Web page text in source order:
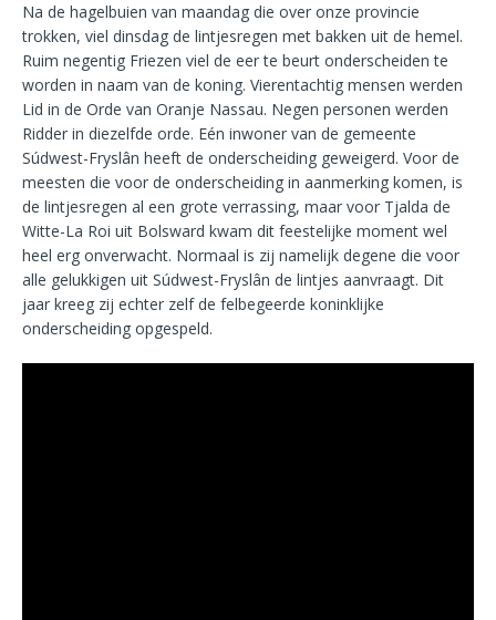
Na de hagelbuien van maandag die over onze provincie
trokken, viel dinsdag de lintjesregen met bakken uit de hemel.
Ruim negentig Friezen viel de eer te beurt onderscheiden te
worden in naam van de koning. Vierentachtig mensen werden
Lid in de Orde van Oranje Nassau. Negen personen werden
Ridder in diezelfde orde. Eén inwoner van de gemeente
Súdwest-Fryslân heeft de onderscheiding geweigerd. Voor de
meesten die voor de onderscheiding in aanmerking komen, is
de lintjesregen al een grote verrassing, maar voor Tjalda de
Witte-La Roi uit Bolsward kwam dit feestelijke moment wel
heel erg onverwacht. Normaal is zij namelijk degene die voor
alle gelukkigen uit Súdwest-Fryslân de lintjes aanvraagt. Dit
jaar kreeg zij echter zelf de felbegeerde koninklijke
onderscheiding opgespeld.